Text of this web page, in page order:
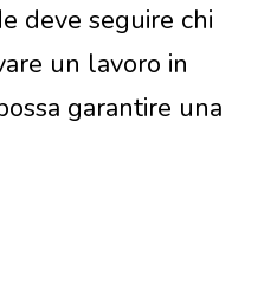
deve seguire chi
un lavoro in
garantire una